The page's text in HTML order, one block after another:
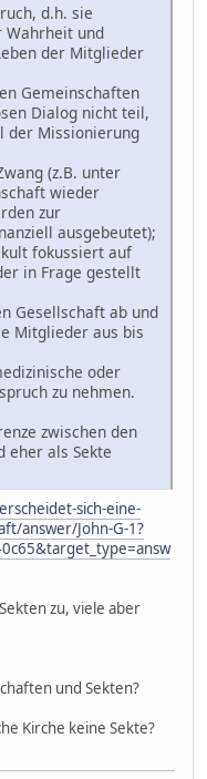
d.h. sie
Wahrheit und
der Mitglieder
Gemeinschaften
Dialog nicht teil,
der Missionierung
(z.B. unter
wieder
zur
ausgebeutet);
fokussiert auf
in Frage gestellt
Gesellschaft ab und
Mitglieder aus bis
oder
zu nehmen.
zwischen den
eher als Sekte
sich-eine-
answer/John-G-1?
zu, viele aber
und Sekten?
Kirche keine Sekte?